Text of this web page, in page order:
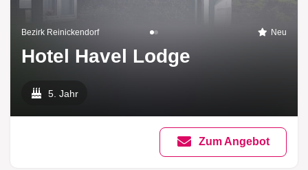
Bezirk Reinickendorf Neu
Hotel Havel Lodge
5. Jahr
Zum Angebot